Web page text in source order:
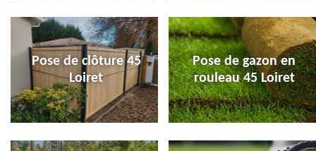
Pose de clôture 45
Loiret
Pose de gazon en
rouleau 45 Loiret